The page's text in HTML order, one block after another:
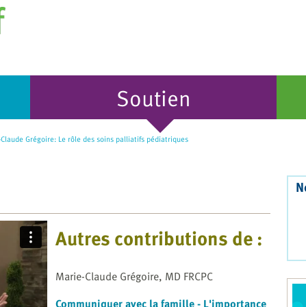
Soutien
Grégoire: Le rôle des soins palliatifs pédiatriques
Autres contributions de :
Marie-Claude Grégoire, MD FRCPC